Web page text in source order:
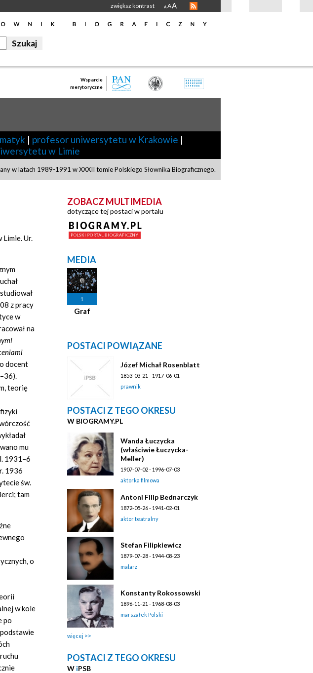
zwiększ kontrast A AA
Wsparcie
merytoryczne
| profesor uniwersytetu w Krakowie |
w Limie
w latach 1989-1991 w XXXII tomie Polskiego Słownika Biograficznego.
Ur.
z pracy
w
na
docent
teorię
mu
1931–6
1936
św.
tam
o
w kole
po
ZOBACZ MULTIMEDIA
dotyczące tej postaci w portalu
MEDIA
1
Graf
POSTACI POWIĄZANE
Józef Michał Rosenblatt
1853-03-21 - 1917-06-01
prawnik
POSTACI Z TEGO OKRESU
W BIOGRAMY.PL
Wanda Łuczycka
(właściwie Łuczycka-
Meller)
1907-07-02 - 1996-07-03
aktorka filmowa
Antoni Filip Bednarczyk
1872-05-26 - 1941-02-01
aktor teatralny
Stefan Filipkiewicz
1879-07-28 - 1944-08-23
malarz
Konstanty Rokossowski
1896-11-21 - 1968-08-03
marszałek Polski
więcej
POSTACI Z TEGO OKRESU
W iPSB